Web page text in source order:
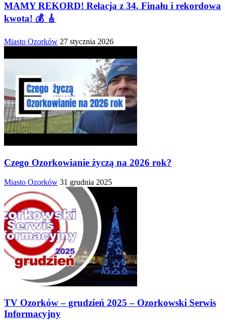
MAMY REKORD! Relacja z 34. Finału i rekordowa
kwota! 💰 🎸
Miasto Ozorków 27 stycznia 2026
Czego Ozorkowianie życzą na 2026 rok?
Miasto Ozorków 31 grudnia 2025
TV Ozorków – grudzień 2025 – Ozorkowski Serwis
Informacyjny